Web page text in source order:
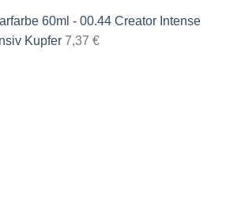
60ml - 00.44 Creator Intense
Kupfer 7,37 €